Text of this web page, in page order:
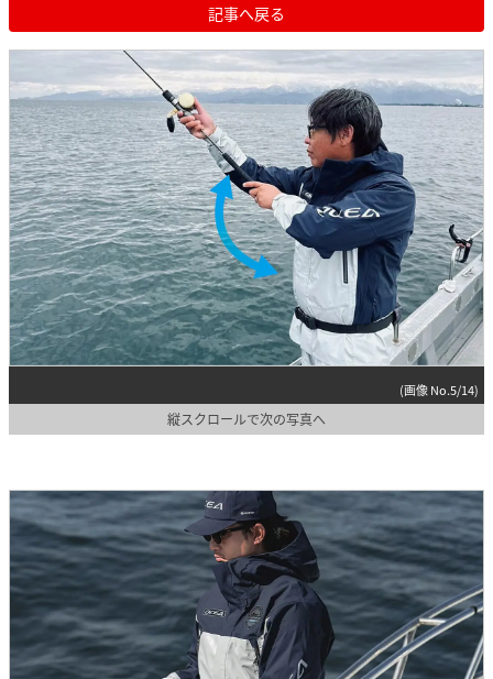
記事へ戻る
(画像 No.5/14)
縦スクロールで次の写真へ